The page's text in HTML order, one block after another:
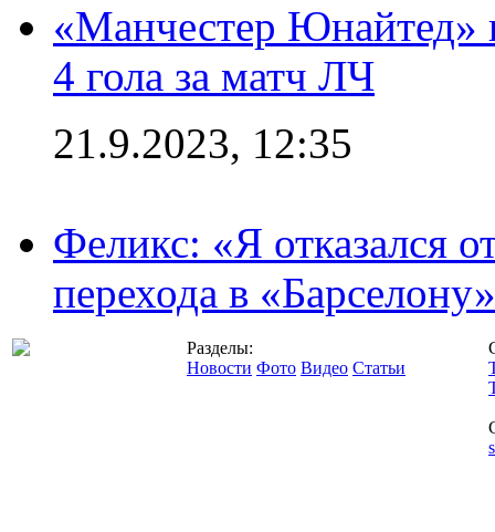
«Манчестер Юнайтед»
4 гола за матч ЛЧ
21.9.2023, 12:35
Феликс: «Я отказался
перехода в «Барселону»
Разделы:
Новости Фото Видео Статьи